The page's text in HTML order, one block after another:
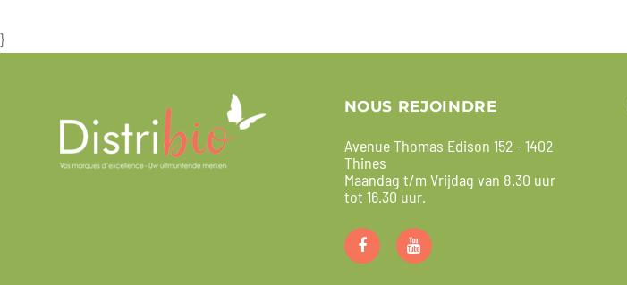
}
NOUS REJOINDRE
Avenue Thomas Edison 152 - 1402
Thines
Maandag t/m Vrijdag van 8.30 uur
tot 16.30 uur.